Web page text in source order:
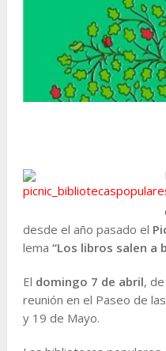
desde el año pasado el
lema “Los libros salen a
El domingo 7 de abril,
reunión en el Paseo de
y 19 de Mayo.